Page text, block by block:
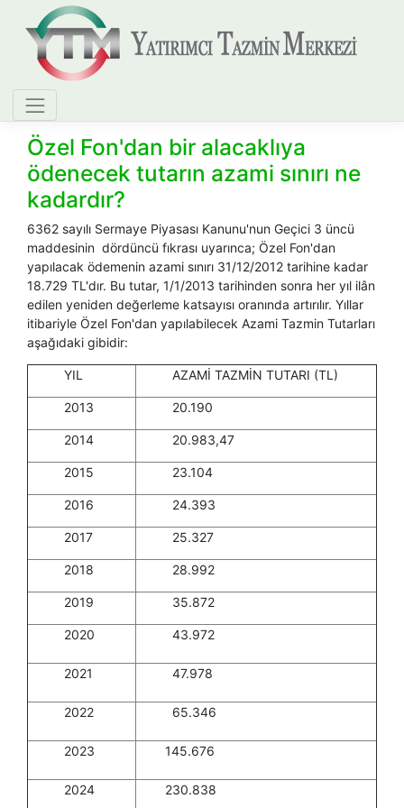
Özel Fon'dan bir alacaklıya
ödenecek tutarın azami sınırı ne
kadardır?
6362 sayılı Sermaye Piyasası Kanunu'nun Geçici 3 üncü
maddesinin dördüncü fıkrası uyarınca; Özel Fon'dan
yapılacak ödemenin azami sınırı 31/12/2012 tarihine kadar
18.729 TL'dır. Bu tutar, 1/1/2013 tarihinden sonra her yıl ilân
edilen yeniden değerleme katsayısı oranında artırılır. Yıllar
itibariyle Özel Fon'dan yapılabilecek Azami Tazmin Tutarları
aşağıdaki gibidir:
YIL AZAMİ TAZMİN TUTARI (TL)
2013 20.190
2014 20.983,47
2015 23.104
2016 ​24.393
​2017 25.327
2018 28.992
2019 35.872
​2020 ​​43.972
​ 2021 47.978
​ 2022 ​65.346
​2023 ​145.676​​
​2024 ​230.838